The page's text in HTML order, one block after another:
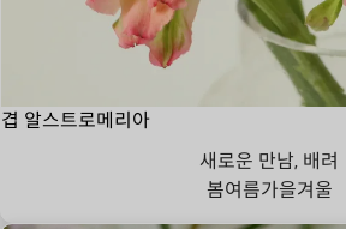
겹 알스트로메리아
새로운 만남, 배려
봄여름가을겨울